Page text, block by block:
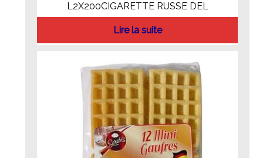
L2X200CIGARETTE RUSSE DEL
Lire la suite